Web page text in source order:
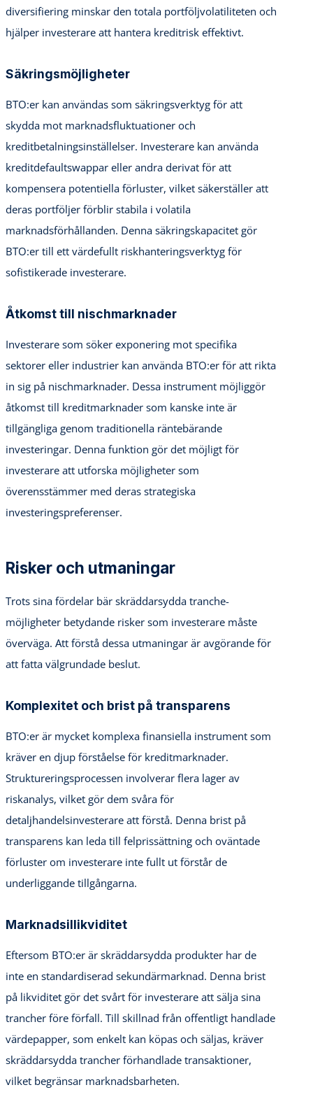
diversifiering minskar den totala portföljvolatiliteten och
hjälper investerare att hantera kreditrisk effektivt.
Säkringsmöjligheter
BTO:er kan användas som säkringsverktyg för att
skydda mot marknadsfluktuationer och
kreditbetalningsinställelser. Investerare kan använda
kreditdefaultswappar eller andra derivat för att
kompensera potentiella förluster, vilket säkerställer att
deras portföljer förblir stabila i volatila
marknadsförhållanden. Denna säkringskapacitet gör
BTO:er till ett värdefullt riskhanteringsverktyg för
sofistikerade investerare.
Åtkomst till nischmarknader
Investerare som söker exponering mot specifika
sektorer eller industrier kan använda BTO:er för att rikta
in sig på nischmarknader. Dessa instrument möjliggör
åtkomst till kreditmarknader som kanske inte är
tillgängliga genom traditionella räntebärande
investeringar. Denna funktion gör det möjligt för
investerare att utforska möjligheter som
överensstämmer med deras strategiska
investeringspreferenser.
Risker och utmaningar
Trots sina fördelar bär skräddarsydda tranche-
möjligheter betydande risker som investerare måste
överväga. Att förstå dessa utmaningar är avgörande för
att fatta välgrundade beslut.
Komplexitet och brist på transparens
BTO:er är mycket komplexa finansiella instrument som
kräver en djup förståelse för kreditmarknader.
Struktureringsprocessen involverar flera lager av
riskanalys, vilket gör dem svåra för
detaljhandelsinvesterare att förstå. Denna brist på
transparens kan leda till felprissättning och oväntade
förluster om investerare inte fullt ut förstår de
underliggande tillgångarna.
Marknadsillikviditet
Eftersom BTO:er är skräddarsydda produkter har de
inte en standardiserad sekundärmarknad. Denna brist
på likviditet gör det svårt för investerare att sälja sina
trancher före förfall. Till skillnad från offentligt handlade
värdepapper, som enkelt kan köpas och säljas, kräver
skräddarsydda trancher förhandlade transaktioner,
vilket begränsar marknadsbarheten.